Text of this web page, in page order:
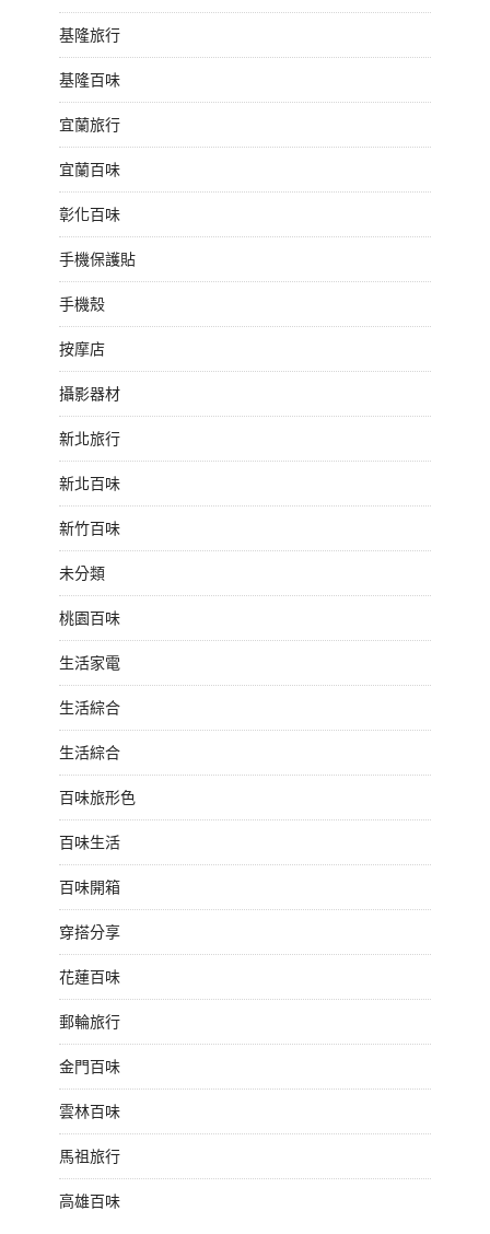
基隆旅行
基隆百味
宜蘭旅行
宜蘭百味
彰化百味
手機保護貼
手機殼
按摩店
攝影器材
新北旅行
新北百味
新竹百味
未分類
桃園百味
生活家電
生活綜合
生活綜合
百味旅形色
百味生活
百味開箱
穿搭分享
花蓮百味
郵輪旅行
金門百味
雲林百味
馬祖旅行
高雄百味